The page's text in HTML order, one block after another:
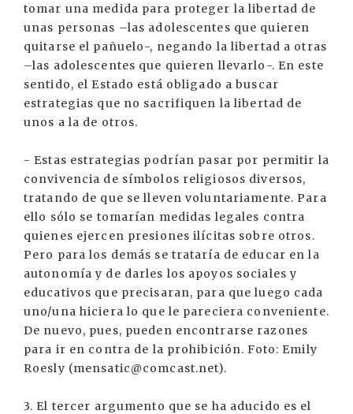
tomar una medida para proteger la libertad de
unas personas –las adolescentes que quieren
quitarse el pañuelo-, negando la libertad a otras
–las adolescentes que quieren llevarlo-. En este
sentido, el Estado está obligado a buscar
estrategias que no sacrifiquen la libertad de
unos a la de otros.
- Estas estrategias podrían pasar por permitir la
convivencia de símbolos religiosos diversos,
tratando de que se lleven voluntariamente. Para
ello sólo se tomarían medidas legales contra
quienes ejercen presiones ilícitas sobre otros.
Pero para los demás se trataría de educar en la
autonomía y de darles los apoyos sociales y
educativos que precisaran, para que luego cada
uno/una hiciera lo que le pareciera conveniente.
De nuevo, pues, pueden encontrarse razones
para ir en contra de la prohibición. Foto: Emily
Roesly (mensatic@comcast.net).
3. El tercer argumento que se ha aducido es el